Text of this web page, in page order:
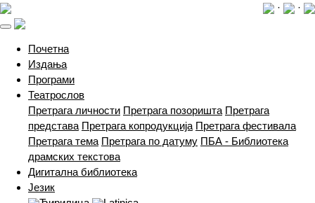
· ·
Почетна(current)
Издања
Програми
Театрослов
Претрага личности Претрага позоришта Претрага
представа Претрага копродукција Претрага фестивала
Претрага тема Претрага по датуму ПБА - Библиотека
драмских текстова
Дигитална библиотека
Језик